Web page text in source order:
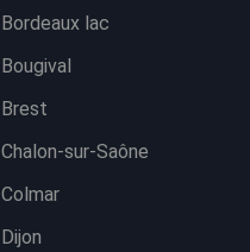
Bordeaux lac
Bougival
Brest
Chalon-sur-Saône
Colmar
Dijon